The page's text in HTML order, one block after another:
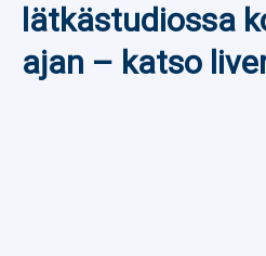
Yleisurheilu
Talviurheilu
lätkästudiossa
ajan – katso